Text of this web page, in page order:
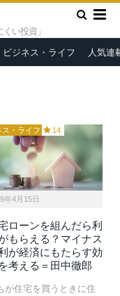
い投資」
ビジネス・ライフ 人気連
ス・ライフ 14
年4月15日
ローンを組んだら利
もらえる？マイナス
が経済にもたらす効
考える＝田中徹郎
が住宅を買うときに住